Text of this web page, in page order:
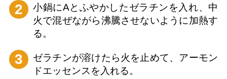
2
小鍋にAとふやかしたゼラチンを入れ、中
火で混ぜながら沸騰させないように加熱す
る。
3
ゼラチンが溶けたら火を止めて、アーモン
ドエッセンスを入れる。